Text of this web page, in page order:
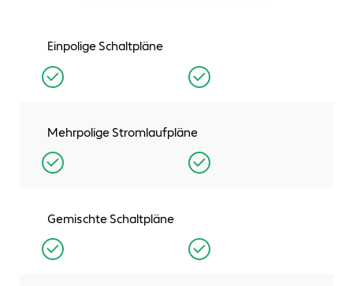
Einpolige Schaltpläne
Mehrpolige Stromlaufpläne
Gemischte Schaltpläne